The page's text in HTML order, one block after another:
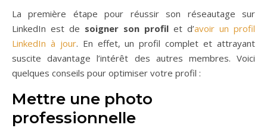
La première étape pour réussir son réseautage sur
LinkedIn est de soigner son profil et d’avoir un profil
LinkedIn à jour. En effet, un profil complet et attrayant
suscite davantage l’intérêt des autres membres. Voici
quelques conseils pour optimiser votre profil :
Mettre une photo
professionnelle